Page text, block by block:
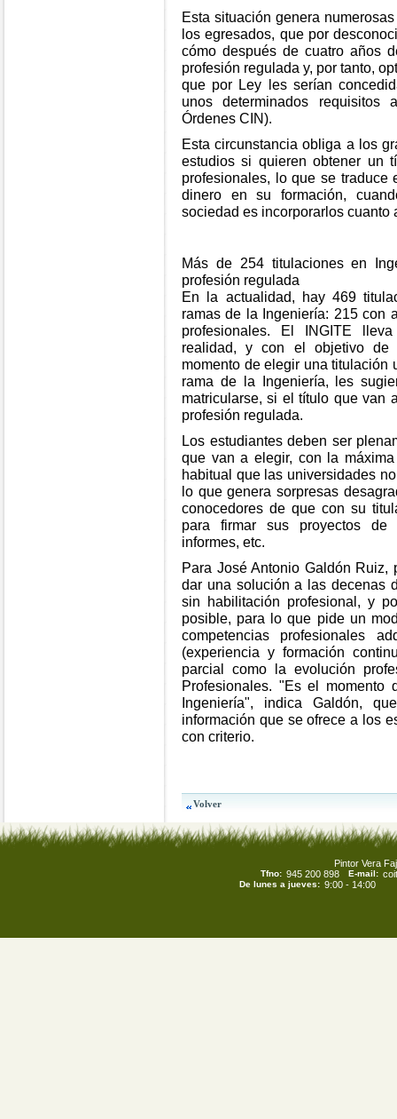
Esta situación genera
los egresados, que por
cómo después de cuatro años
profesión regulada y, por tanto,
que por Ley les serían
unos determinados requisitos
Órdenes CIN).
Esta circunstancia obliga a los
estudios si quieren obtener un
profesionales, lo que se traduce
dinero en su formación,
sociedad es incorporarlos cuanto
Más de 254 titulaciones en
profesión regulada
En la actualidad, hay 469
ramas de la Ingeniería: 215 con
profesionales. El INGITE
realidad, y con el objetivo
momento de elegir una titulación
rama de la Ingeniería, les
matricularse, si el título que van
profesión regulada.
Los estudiantes deben ser
que van a elegir, con la
habitual que las universidades
lo que genera sorpresas
conocedores de que con su
para firmar sus proyectos de
informes, etc.
Para José Antonio Galdón Ruiz,
dar una solución a las decenas
sin habilitación profesional, y
posible, para lo que pide un
competencias profesionales
(experiencia y formación
parcial como la evolución
Profesionales. "Es el momento
Ingeniería", indica Galdón,
información que se ofrece a los
con criterio.
Pintor Vera
Tfno: 945 200 898 E-mail:
De lunes a jueves: 9:00 - 14:00